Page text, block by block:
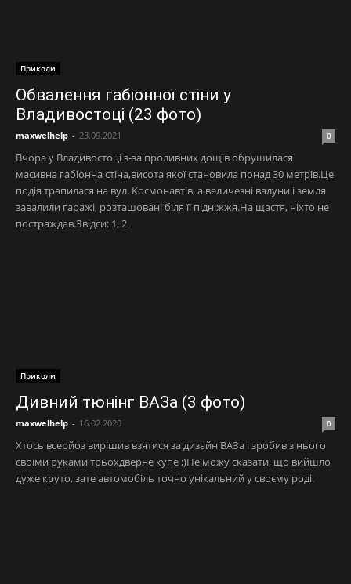
Приколи
Обвалення габіонної стіни у
Владивостоці (23 фото)
maxwelhelp - 23.09.2021 0
Вчора у Владивостоці з-за проливних дощів обрушилася
масивна габіонна стіна,висота якої становила понад 30 метрів.Це
подія трапилася на вул. Космонавтів, а величезні валуни і земля
завалили гаражі, розташовані біля її підніжжя.На щастя, ніхто не
постраждав.Звідси: 1, 2
Приколи
Дивний тюнінг ВАЗа (3 фото)
maxwelhelp - 16.02.2020 0
Хтось всерйоз вирішив взятися за дизайн ВАЗа і зробив з нього
своїми руками трьохдверне купе ;)Не можу сказати, що вийшло
дуже круто, зате автомобіль точно унікальний у своєму роді.